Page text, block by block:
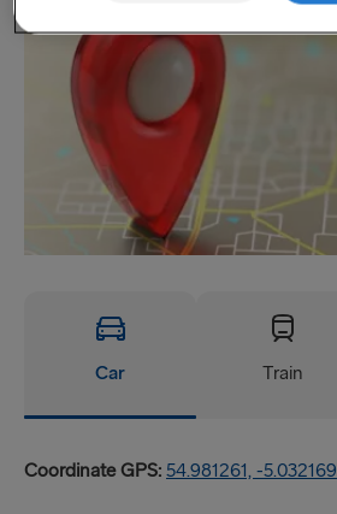
Car Train
Coordinate GPS: 54.981261, -5.032169